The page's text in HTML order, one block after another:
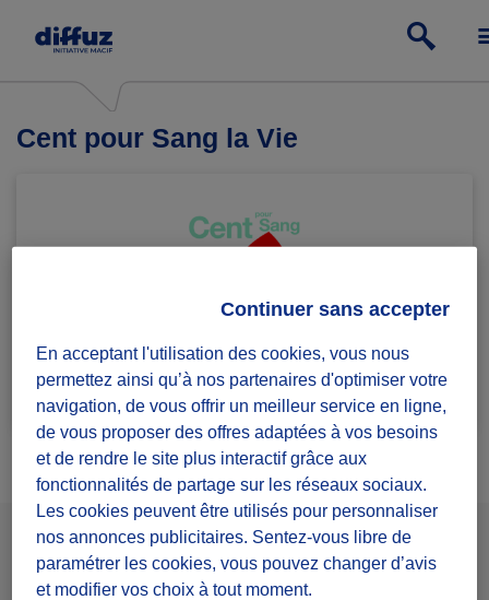
Cent pour Sang la Vie
Rejoindre le groupe 1 défi lancé
FacebookInstagramYoutube
En acceptant l'utilisation des cookies, vous nous
permettez ainsi qu’à nos partenaires d'optimiser votre
navigation, de vous offrir un meilleur service en ligne,
de vous proposer des offres adaptées à vos besoins
et de rendre le site plus interactif grâce aux
fonctionnalités de partage sur les réseaux sociaux.
Les cookies peuvent être utilisés pour personnaliser
nos annonces publicitaires. Sentez-vous libre de
paramétrer les cookies, vous pouvez changer d’avis
et modifier vos choix à tout moment.
Continuer sans accepter